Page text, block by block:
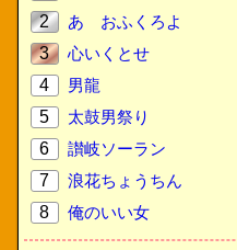
2
あゝおふくろよ
3
心いくとせ
4
男龍
5
太鼓男祭り
6
讃岐ソーラン
7
浪花ちょうちん
8
俺のいい女